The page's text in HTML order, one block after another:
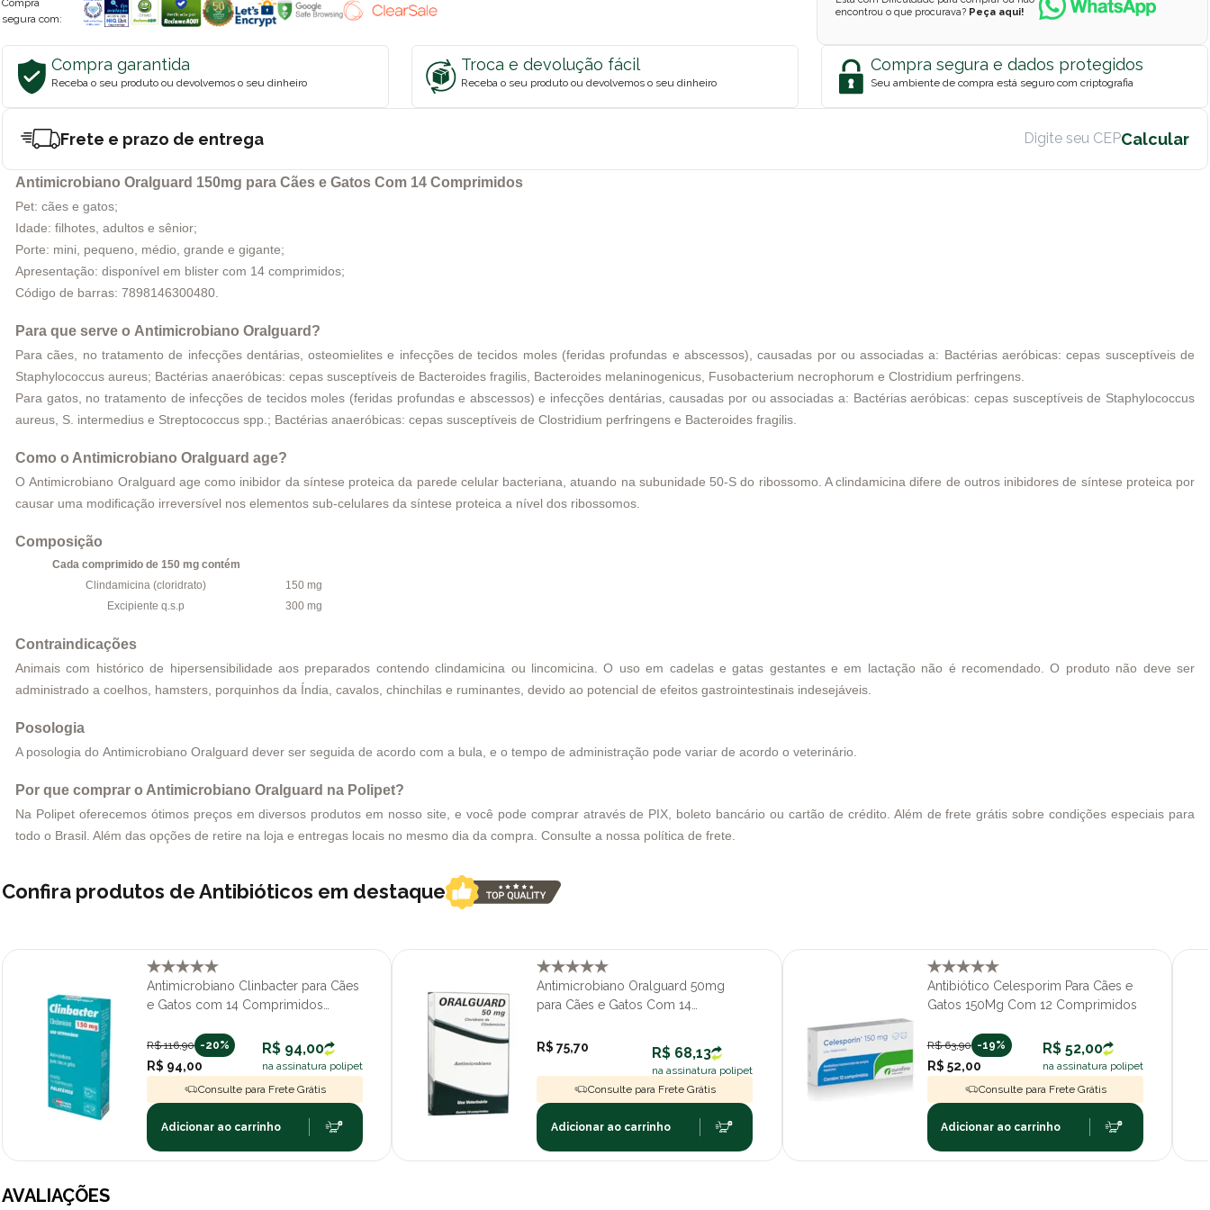
segura com:
encontrou o que procurava? Peça aqui!
Compra garantida
Receba o seu produto ou devolvemos o seu dinheiro
Troca e devolução fácil
Receba o seu produto ou devolvemos o seu dinheiro
Compra segura e dados protegidos
Seu ambiente de compra está seguro com criptografia
Frete e prazo de entrega
Antimicrobiano Oralguard 150mg para Cães e Gatos Com 14 Comprimidos
Pet: cães e gatos;
Idade: filhotes, adultos e sênior;
Porte: mini, pequeno, médio, grande e gigante;
Apresentação: disponível em blister com 14 comprimidos;
Código de barras: 7898146300480.
Para que serve o Antimicrobiano Oralguard?
Para cães, no tratamento de infecções dentárias, osteomielites e infecções de tecidos moles (feridas profundas e abscessos), causadas por ou associadas a: Bactérias aeróbicas: cepas susceptíveis de
Staphylococcus aureus; Bactérias anaeróbicas: cepas susceptíveis de Bacteroides fragilis, Bacteroides melaninogenicus, Fusobacterium necrophorum e Clostridium perfringens.
Para gatos, no tratamento de infecções de tecidos moles (feridas profundas e abscessos) e infecções dentárias, causadas por ou associadas a: Bactérias aeróbicas: cepas susceptíveis de Staphylococcus
aureus, S. intermedius e Streptococcus spp.; Bactérias anaeróbicas: cepas susceptíveis de Clostridium perfringens e Bacteroides fragilis.
Como o Antimicrobiano Oralguard age?
O Antimicrobiano Oralguard age como inibidor da síntese proteica da parede celular bacteriana, atuando na subunidade 50-S do ribossomo. A clindamicina difere de outros inibidores de síntese proteica por
causar uma modificação irreversível nos elementos sub-celulares da síntese proteica a nível dos ribossomos.
Composição
Cada comprimido de 150 mg contém
Clindamicina (cloridrato)
150 mg
Excipiente q.s.p
300 mg
Contraindicações
Animais com histórico de hipersensibilidade aos preparados contendo clindamicina ou lincomicina. O uso em cadelas e gatas gestantes e em lactação não é recomendado. O produto não deve ser
administrado a coelhos, hamsters, porquinhos da Índia, cavalos, chinchilas e ruminantes, devido ao potencial de efeitos gastrointestinais indesejáveis.
Posologia
A posologia do Antimicrobiano Oralguard dever ser seguida de acordo com a bula, e o tempo de administração pode variar de acordo o veterinário.
Por que comprar o Antimicrobiano Oralguard na Polipet?
Na Polipet oferecemos ótimos preços em diversos produtos em nosso site, e você pode comprar através de PIX, boleto bancário ou cartão de crédito. Além de frete grátis sobre condições especiais para
todo o Brasil. Além das opções de retire na loja e entregas locais no mesmo dia da compra. Consulte a nossa política de frete.
Confira produtos de Antibióticos em destaque
Antimicrobiano Clinbacter para Cães
e Gatos com 14 Comprimidos
R$ 116,90 -20%
R$ 94,00
R$ 94,00
na assinatura polipet
Consulte para Frete Grátis
Adicionar ao carrinho
Antimicrobiano Oralguard 50mg
para Cães e Gatos Com 14
R$ 75,70
R$ 68,13
na assinatura polipet
Consulte para Frete Grátis
Adicionar ao carrinho
Antibiótico Celesporim Para Cães e
Gatos 150Mg Com 12 Comprimidos
R$ 63,90 -19%
R$ 52,00
R$ 52,00
na assinatura polipet
Consulte para Frete Grátis
Adicionar ao carrinho
AVALIAÇÕES